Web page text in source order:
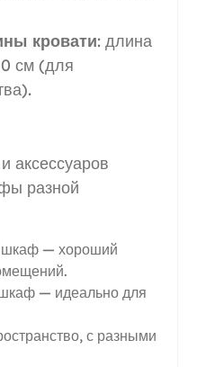
кровати: длина
см (для
аксессуаров
разной
шкаф — хороший
— идеально для
с разными